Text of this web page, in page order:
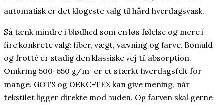
automatisk er det klogeste valg til hård hverdagsvask.
Så tænk mindre i blødhed som en løs følelse og mere i
fire konkrete valg: fiber, vægt, vævning og farve. Bomuld
og frotté er stadig den klassiske vej til absorption.
Omkring 500-650 g/m² er et stærkt hverdagsfelt for
mange. GOTS og OEKO-TEX kan give mening, når
tekstilet ligger direkte mod huden. Og farven skal gerne